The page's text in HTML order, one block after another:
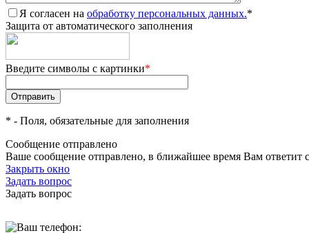
Я согласен на обработку персональных данных.*
Защита от автоматического заполнения
Введите символы с картинки*
* - Поля, обязательные для заполнения
Сообщение отправлено
Ваше сообщение отправлено, в ближайшее время Вам ответит
Закрыть окно
Задать вопрос
Задать вопрос